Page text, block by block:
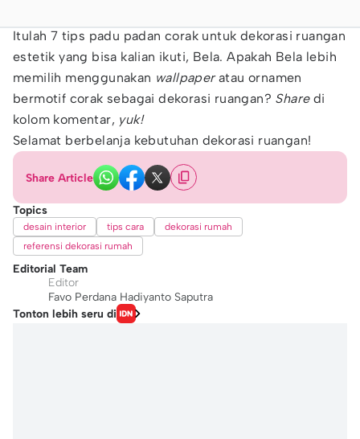
Itulah 7 tips padu padan corak untuk dekorasi ruangan
estetik yang bisa kalian ikuti, Bela. Apakah Bela lebih
memilih menggunakan wallpaperatau ornamen
bermotif corak sebagai dekorasi ruangan? Sharedi
kolom komentar, yuk!
Selamat berbelanja kebutuhan dekorasi ruangan!
Share Article
Topics
desain interior tips cara
dekorasi rumah
referensi dekorasi rumah
Editorial Team
Editor
Favo Perdana Hadiyanto Saputra
Tonton lebih seru di